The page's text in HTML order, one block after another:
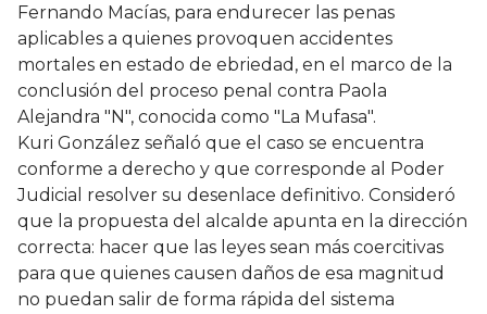
Fernando Macías, para endurecer las penas
aplicables a quienes provoquen accidentes
mortales en estado de ebriedad, en el marco de la
conclusión del proceso penal contra Paola
Alejandra "N", conocida como "La Mufasa".
Kuri González señaló que el caso se encuentra
conforme a derecho y que corresponde al Poder
Judicial resolver su desenlace definitivo. Consideró
que la propuesta del alcalde apunta en la dirección
correcta: hacer que las leyes sean más coercitivas
para que quienes causen daños de esa magnitud
no puedan salir de forma rápida del sistema